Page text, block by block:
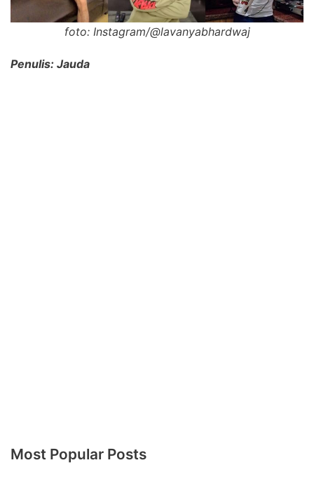
foto: Instagram/@lavanyabhardwaj
Penulis: Jauda
Most Popular Posts